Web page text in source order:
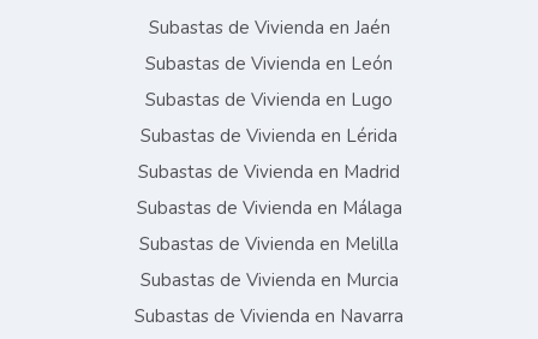
Subastas de Vivienda en Jaén
Subastas de Vivienda en León
Subastas de Vivienda en Lugo
Subastas de Vivienda en Lérida
Subastas de Vivienda en Madrid
Subastas de Vivienda en Málaga
Subastas de Vivienda en Melilla
Subastas de Vivienda en Murcia
Subastas de Vivienda en Navarra